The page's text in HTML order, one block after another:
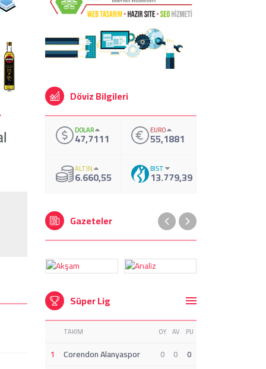
Döviz Bilgileri
DOLAR
47,7111 EURO
55,1881
ALTIN
6.660,55 BIST
13.779,39
Gazeteler
Süper Lig
TAKIM OY AV PU
1 Corendon Alanyaspor 0 0
0